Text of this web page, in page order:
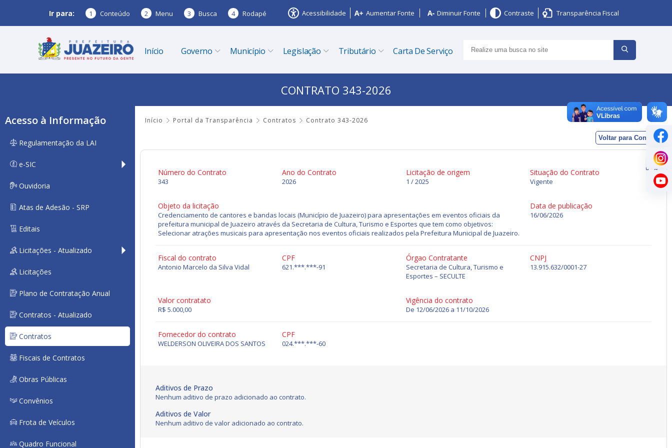
Ir para: 1 Conteúdo 2 Menu 3 Busca 4 Rodapé Acessibilidade Aumentar Fonte Diminuir Fonte Contraste Transparência Fiscal
Início Governo Município Legislação Tributário Carta De Serviço
CONTRATO 343-2026
Início Portal da Transparência Contratos Contrato 343-2026
Acesso à Informação
Regulamentação da LAI
e-SIC
Ouvidoria
Atas de Adesão - SRP
Editais
Licitações - Atualizado
Licitações
Plano de Contratação Anual
Contratos - Atualizado
Contratos
Fiscais de Contratos
Obras Públicas
Convênios
Frota de Veículos
Quadro Funcional
Voltar para Contratos
Número do Contrato
343
Ano do Contrato
2026
Licitação de origem
1 / 2025
Situação do Contrato
Vigente
Objeto da licitação
Credenciamento de cantores e bandas locais (Município de Juazeiro) para apresentações em eventos oficiais da
prefeitura municipal de Juazeiro através da Secretaria de Cultura, Turismo e Esportes que tem como objetivos:
Selecionar atrações musicais para apresentação nos eventos oficiais realizados pela Prefeitura Municipal de Juazeiro.
Data de publicação
16/06/2026
Fiscal do contrato
Antonio Marcelo da Silva Vidal
CPF
621.***.***-91
Órgao Contratante
Secretaria de Cultura, Turismo e
Esportes – SECULTE
CNPJ
13.915.632/0001-27
Valor contratato
R$ 5.000,00
Vigência do contrato
De 12/06/2026 a 11/10/2026
Fornecedor do contrato
WELDERSON OLIVEIRA DOS SANTOS
CPF
024.***.***-60
Aditivos de Prazo
Nenhum aditivo de prazo adicionado ao contrato.
Aditivos de Valor
Nenhum aditivo de valor adicionado ao contrato.